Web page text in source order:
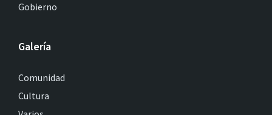
Gobierno
Galería
Comunidad
Cultura